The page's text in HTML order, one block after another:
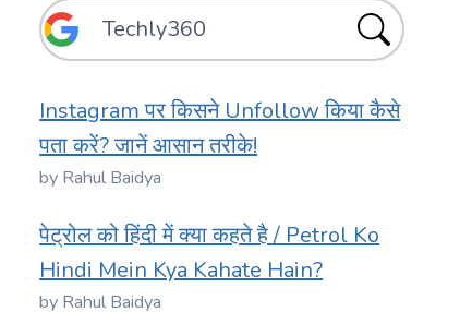
Instagram पर किसने Unfollow किया कैसे
पता करें? जानें आसान तरीके!
by Rahul Baidya
पेट्रोल को हिंदी में क्या कहते है / Petrol Ko
Hindi Mein Kya Kahate Hain?
by Rahul Baidya